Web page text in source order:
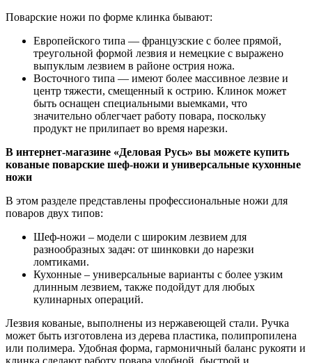
Поварские ножи по форме клинка бывают:
Европейского типа — французские с более прямой,
треугольной формой лезвия и немецкие с выражено
выпуклым лезвием в районе острия ножа.
Восточного типа — имеют более массивное лезвие и
центр тяжести, смещенный к острию. Клинок может
быть оснащен специальными выемками, что
значительно облегчает работу повара, поскольку
продукт не прилипает во время нарезки.
В интернет-магазине «Деловая Русь» вы можете купить
кованые поварские шеф-ножи и универсальные кухонные
ножи
В этом разделе представлены профессиональные ножи для
поваров двух типов:
Шеф-ножи – модели с широким лезвием для
разнообразных задач: от шинковки до нарезки
ломтиками.
Кухонные – универсальные варианты с более узким
длинным лезвием, также подойдут для любых
кулинарных операций.
Лезвия кованые, выполнены из нержавеющей стали. Ручка
может быть изготовлена из дерева пластика, полипропилена
или полимера. Удобная форма, гармоничный баланс рукояти и
клинка сделают работу повара удобной, быстрой и